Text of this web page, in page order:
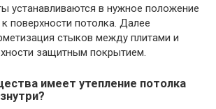
устанавливаются в нужное положение
поверхности потолка. Далее
стыков между плитами и
защитным покрытием.
имеет утепление потолка